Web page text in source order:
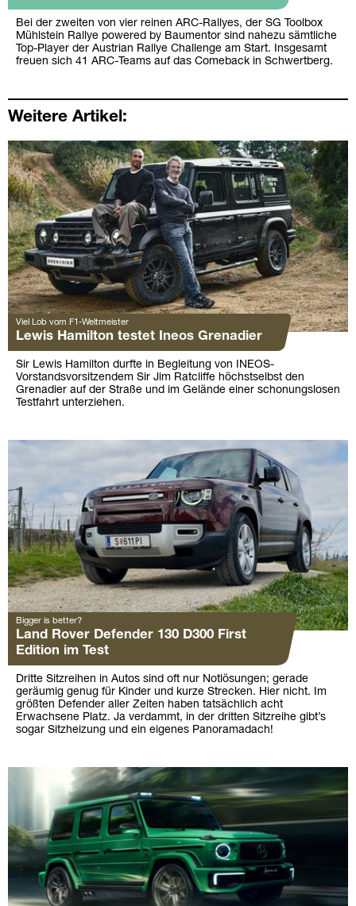
Bei der zweiten von vier reinen ARC-Rallyes, der SG Toolbox
Mühlstein Rallye powered by Baumentor sind nahezu sämtliche
Top-Player der Austrian Rallye Challenge am Start. Insgesamt
freuen sich 41 ARC-Teams auf das Comeback in Schwertberg.
Weitere Artikel:
Viel Lob vom F1-Weltmeister
Lewis Hamilton testet Ineos Grenadier
Sir Lewis Hamilton durfte in Begleitung von INEOS-
Vorstandsvorsitzendem Sir Jim Ratcliffe höchstselbst den
Grenadier auf der Straße und im Gelände einer schonungslosen
Testfahrt unterziehen.
Bigger is better?
Land Rover Defender 130 D300 First
Edition im Test
Dritte Sitzreihen in Autos sind oft nur Notlösungen; gerade
geräumig genug für Kinder und kurze Strecken. Hier nicht. Im
größten Defender aller Zeiten haben tatsächlich acht
Erwachsene Platz. Ja verdammt, in der dritten Sitzreihe gibt’s
sogar Sitzheizung und ein eigenes Panoramadach!